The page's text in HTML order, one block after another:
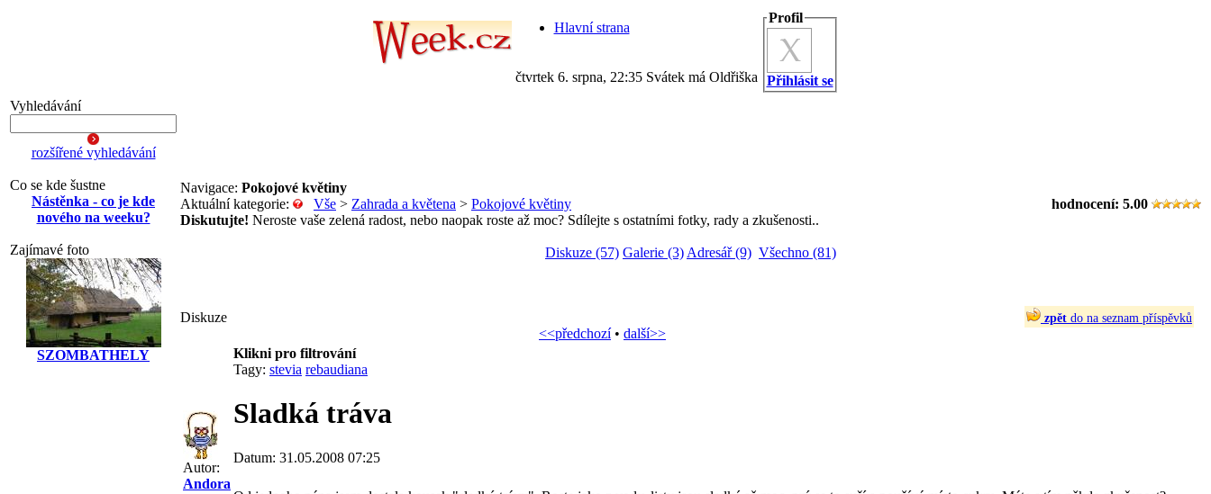
Hlavní strana
čtvrtek 6. srpna, 22:35 Svátek má Oldřiška
Profil
Přihlásit se
Vyhledávání
rozšířené vyhledávání
Co se kde šustne
Nástěnka - co je kde
nového na weeku?
Zajímavé foto
SZOMBATHELY
Navigace: Pokojové květiny
hodnocení: 5.00
Aktuální kategorie: Vše > Zahrada a květena > Pokojové květiny
Diskutujte! Neroste vaše zelená radost, nebo naopak roste až moc? Sdílejte s ostatními fotky, rady a zkušenosti..
Diskuze (57) Galerie (3) Adresář (9) Všechno (81)
zpět do na seznam příspěvků
Diskuze
<<předchozí• další>>
Autor:
Andora
Klikni pro filtrování
Tagy: stevia rebaudiana
Sladká tráva
Datum: 31.05.2008 07:25